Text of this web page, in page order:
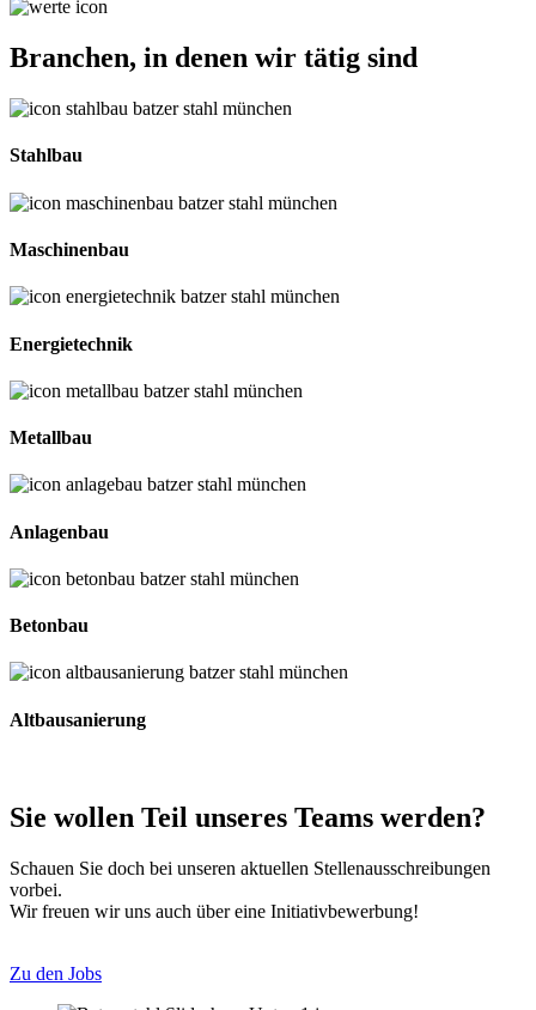
Branchen, in denen wir tätig sind
Stahlbau
Maschinenbau
Energietechnik
Metallbau
Anlagenbau
Betonbau
Altbausanierung
Sie wollen Teil unseres Teams werden?
Schauen Sie doch bei unseren aktuellen Stellenausschreibungen
vorbei.
Wir freuen wir uns auch über eine Initiativbewerbung!
Zu den Jobs